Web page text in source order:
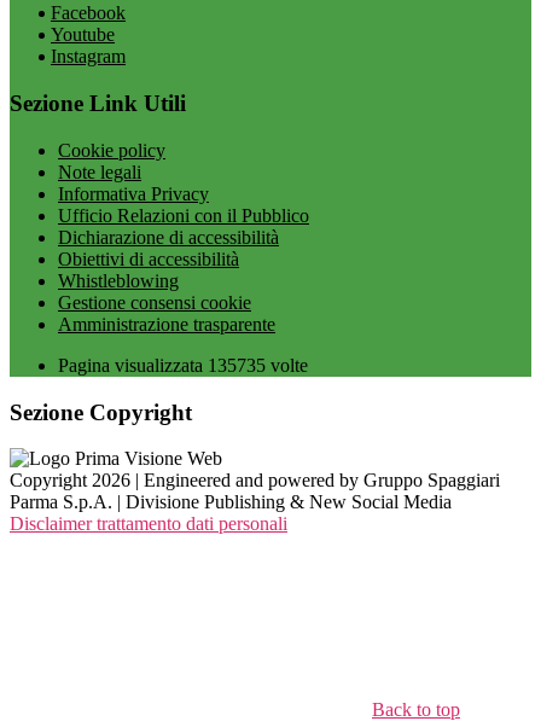
Facebook
Youtube
Instagram
Sezione Link Utili
Cookie policy
Note legali
Informativa Privacy
Ufficio Relazioni con il Pubblico
Dichiarazione di accessibilità
Obiettivi di accessibilità
Whistleblowing
Gestione consensi cookie
Amministrazione trasparente
Pagina visualizzata 135735 volte
Sezione Copyright
Copyright 2026 | Engineered and powered by Gruppo Spaggiari
Parma S.p.A. | Divisione Publishing & New Social Media
Disclaimer trattamento dati personali
Back to top